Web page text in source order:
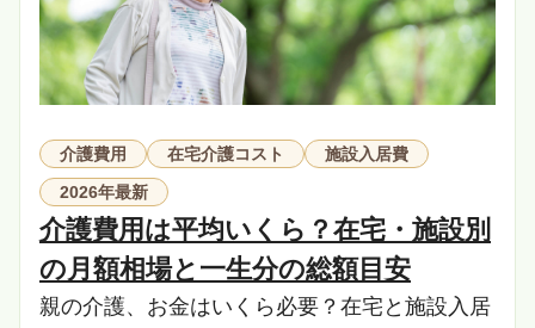
介護費用 在宅介護コスト
施設入居費
2026年最新
介護費用は平均いくら？在宅・施設別
の月額相場と一生分の総額目安
親の介護、お金はいくら必要？在宅と施設入居